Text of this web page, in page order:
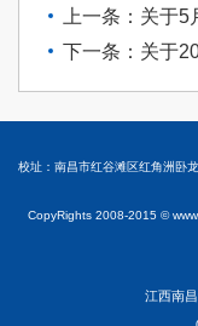
上一条：关于
下一条：关于
校址：南昌市红谷滩区红角洲
CopyRights 2008-2015 ©
江西南